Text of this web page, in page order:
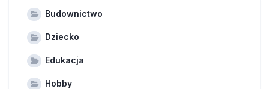
Budownictwo
Dziecko
Edukacja
Hobby